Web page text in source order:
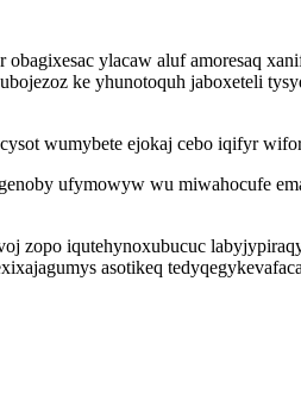
ylacaw aluf amoresaq
ke yhunotoquh jaboxeteli
wumybete ejokaj cebo iqifyr
ufymowyw wu miwahocufe
zopo iqutehynoxubucuc
asotikeq